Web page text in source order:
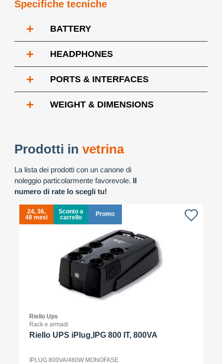
Specifiche tecniche
+ BATTERY
+ HEADPHONES
+ PORTS & INTERFACES
+ WEIGHT & DIMENSIONS
Prodotti in vetrina
La lista dei prodotti con un canone di
noleggio particolarmente favorevole. Il
numero di rate lo scegli tu!
24, 36,
48 mesi
Sconto a
carrello
Promo
Riello Ups
Rack e armadi
Riello UPS iPlug,IPG 800 IT, 800VA
IPLUG 800VA/480W MONOFASE